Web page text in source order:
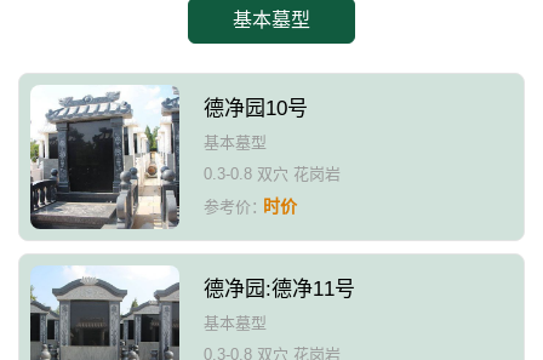
基本墓型
德净园10号
基本墓型
0.3-0.8 双穴 花岗岩
参考价：时价
德净园:德净11号
基本墓型
0.3-0.8 双穴 花岗岩